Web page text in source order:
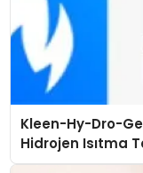
Kleen-Hy-Dro-
Hidrojen Isıtma
Düzenleyici